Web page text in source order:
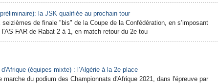
la JSK qualifiée au prochain tour
de finale "bis" de la Coupe de la Confédération, en s’imposant
FAR de Rabat 2 à 1, en match retour du 2e tou
(équipes mixte) : l’Algérie à la 2e place
marche du podium des Championnats d'Afrique 2021, dans l'épreuve par